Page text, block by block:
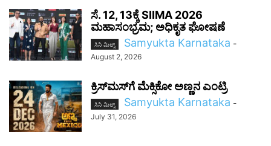
ಸೆ. 12, 13ಕ್ಕೆ SIIMA 2026
ಮಹಾಸಂಭ್ರಮ; ಅಧಿಕೃತ ಘೋಷಣೆ
ಸಿನಿ ಮಿಲ್ಸ್ Samyukta Karnataka -
August 2, 2026
ಕ್ರಿಸ್‌ಮಸ್‌ಗೆ ಮೆಕ್ಸಿಕೋ ಅಣ್ಣನ ಎಂಟ್ರಿ
ಸಿನಿ ಮಿಲ್ಸ್ Samyukta Karnataka -
July 31, 2026